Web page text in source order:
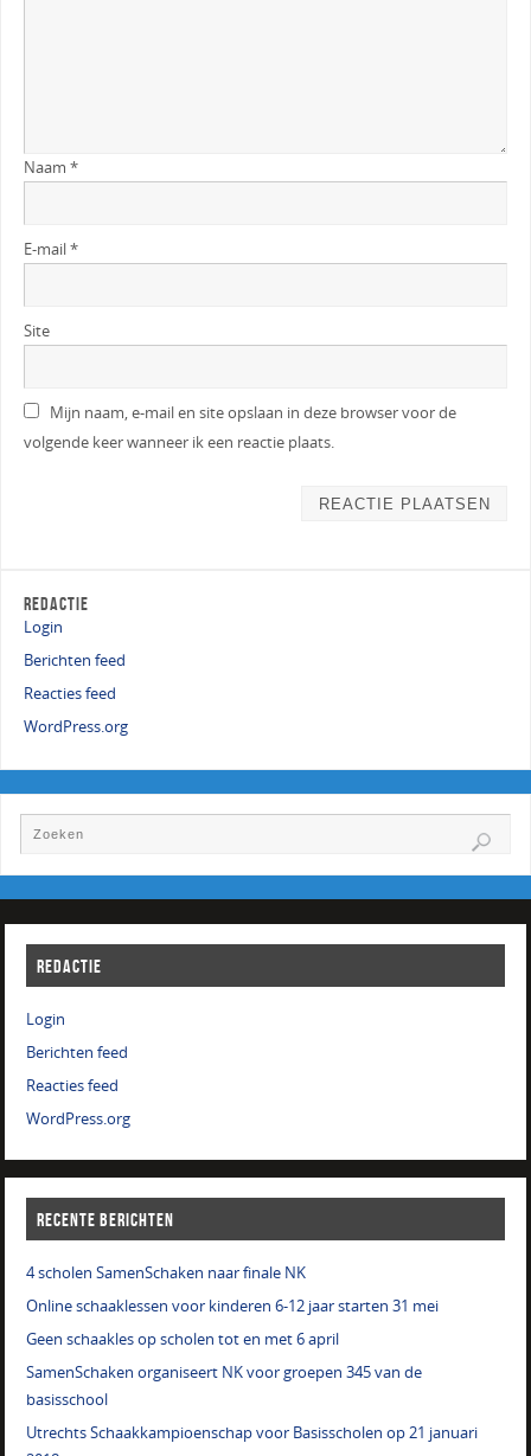
Naam *
E-mail*
Site
Mijn naam, e-mail en site opslaan in deze browser voor de
volgende keer wanneer ik een reactie plaats.
REDACTIE
Login
Berichten feed
Reacties feed
WordPress.org
REDACTIE
Login
Berichten feed
Reacties feed
WordPress.org
RECENTE BERICHTEN
4 scholen SamenSchaken naar finale NK
Online schaaklessen voor kinderen 6-12 jaar starten 31 mei
Geen schaakles op scholen tot en met 6 april
SamenSchaken organiseert NK voor groepen 345 van de
basisschool
Utrechts Schaakkampioenschap voor Basisscholen op 21 januari